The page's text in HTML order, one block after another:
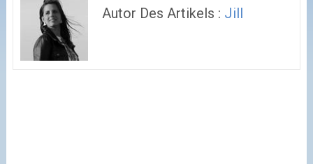
Autor Des Artikels : Jill